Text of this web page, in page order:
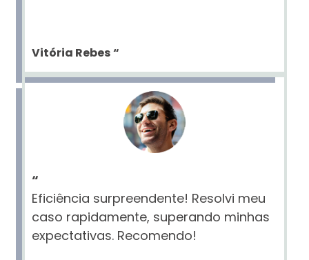
Vitória Rebes“
“
Eficiência surpreendente! Resolvi meu
caso rapidamente, superando minhas
expectativas. Recomendo!